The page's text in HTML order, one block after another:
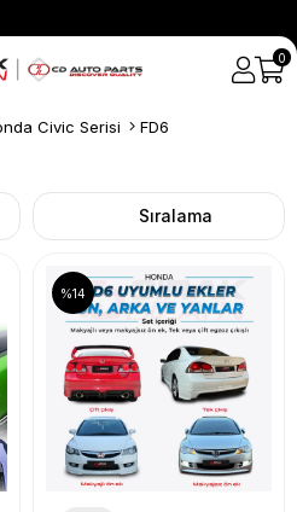
0
Civic Serisi FD6
Sıralama
%14